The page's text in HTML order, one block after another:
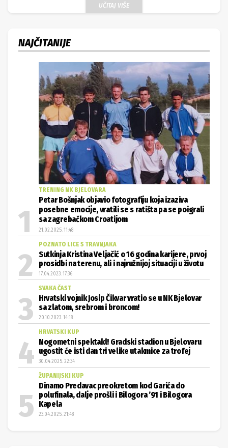
UČITAJ VIŠE
NAJČITANIJE
TRENING NK BJELOVARA
Petar Bošnjak objavio fotografiju koja izaziva
posebne emocije, vratili se s ratišta pa se poigrali
sa zagrebačkom Croatijom
21.02.2025. 11:48
POZNATO LICE S TRAVNJAKA
Sutkinja Kristina Veljačić o 16 godina karijere, prvoj
prosidbi na terenu, ali i najružnijoj situaciji u životu
17.04.2023. 17:36
SVAKA ČAST
Hrvatski vojnik Josip Čikvar vratio se u NK Bjelovar
sa zlatom, srebrom i broncom!
20.10.2023. 14:18
HRVATSKI KUP
Nogometni spektakl! Gradski stadion u Bjelovaru
ugostit će isti dan tri velike utakmice za trofej
30.04.2025. 22:34
ŽUPANIJSKI KUP
Dinamo Predavac preokretom kod Garića do
polufinala, dalje prošli i Bilogora ’91 i Bilogora
Kapela
23.04.2025. 21:48